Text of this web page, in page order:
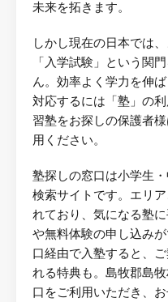
未来を拓きます。
しかし現在の日本では
「入学試験」という関
ん。効率よく学力を伸
対応するには「塾」の
習塾をお探しの保護者
用ください。
塾探しの窓口は小学生
検索サイトです。エリ
れており、気になる塾
や無料体験の申し込み
口経由で入塾すると、
れる特典も。島牧郡島
口をご利用いただき、